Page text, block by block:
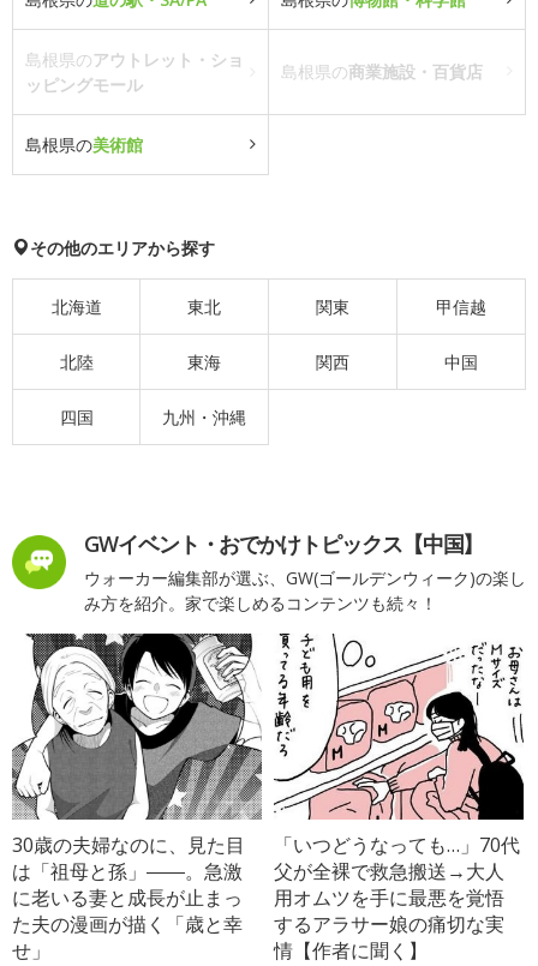
島根県のアウトレット・ショ
ッピングモール
島根県の商業施設・百貨店
島根県の美術館
その他のエリアから探す
北海道 東北 関東 甲信越
北陸 東海 関西 中国
四国 九州・沖縄
GWイベント・おでかけトピックス【中国】
ウォーカー編集部が選ぶ、GW(ゴールデンウィーク)の楽し
み方を紹介。家で楽しめるコンテンツも続々！
30歳の夫婦なのに、見た目
は「祖母と孫」――。急激
に老いる妻と成長が止まっ
た夫の漫画が描く「歳と幸
せ」
「いつどうなっても…」70代
父が全裸で救急搬送→大人
用オムツを手に最悪を覚悟
するアラサー娘の痛切な実
情【作者に聞く】